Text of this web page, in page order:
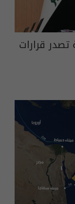
تصدر قرارات